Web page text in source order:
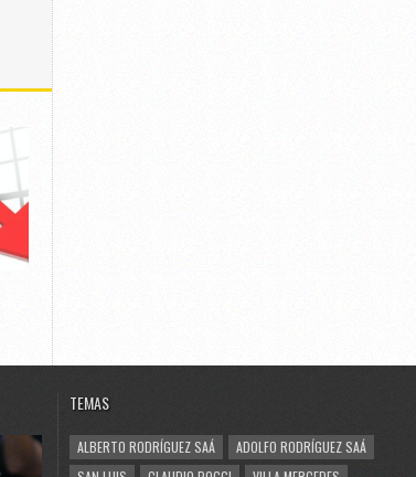
TEMAS
ALBERTO RODRÍGUEZ SAÁ
ADOLFO RODRÍGUEZ SAÁ